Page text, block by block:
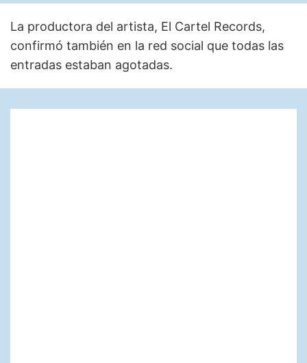
La productora del artista, El Cartel Records,
confirmó también en la red social que todas las
entradas estaban agotadas.